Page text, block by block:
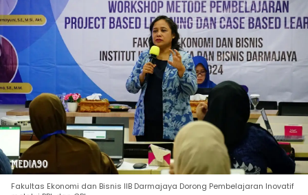
Fakultas Ekonomi dan Bisnis IIB Darmajaya Dorong Pembelajaran Inovatif